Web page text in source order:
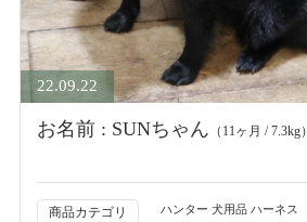
22.09.22
お名前 : SUNちゃん （11ヶ月 / 7.3kg）
商品カテゴリ ハンター 犬用品 ハーネス